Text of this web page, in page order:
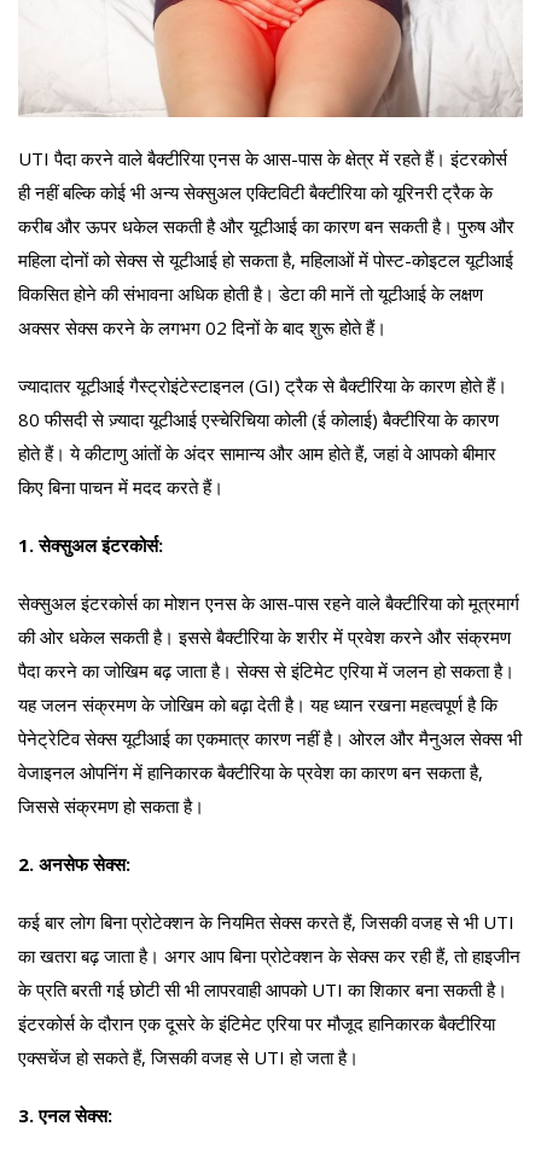
UTI पैदा करने वाले बैक्टीरिया एनस के आस-पास के क्षेत्र में रहते हैं। इंटरकोर्स
ही नहीं बल्कि कोई भी अन्य सेक्सुअल एक्टिविटी बैक्टीरिया को यूरिनरी ट्रैक के
करीब और ऊपर धकेल सकती है और यूटीआई का कारण बन सकती है। पुरुष और
महिला दोनों को सेक्स से यूटीआई हो सकता है, महिलाओं में पोस्ट-कोइटल यूटीआई
विकसित होने की संभावना अधिक होती है। डेटा की मानें तो यूटीआई के लक्षण
अक्सर सेक्स करने के लगभग 02 दिनों के बाद शुरू होते हैं।
ज्यादातर यूटीआई गैस्ट्रोइंटेस्टाइनल (GI) ट्रैक से बैक्टीरिया के कारण होते हैं।
80 फीसदी से ज़्यादा यूटीआई एस्चेरिचिया कोली (ई कोलाई) बैक्टीरिया के कारण
होते हैं। ये कीटाणु आंतों के अंदर सामान्य और आम होते हैं, जहां वे आपको बीमार
किए बिना पाचन में मदद करते हैं।
1. सेक्सुअल इंटरकोर्स:
सेक्सुअल इंटरकोर्स का मोशन एनस के आस-पास रहने वाले बैक्टीरिया को मूत्रमार्ग
की ओर धकेल सकती है। इससे बैक्टीरिया के शरीर में प्रवेश करने और संक्रमण
पैदा करने का जोखिम बढ़ जाता है। सेक्स से इंटिमेट एरिया में जलन हो सकता है।
यह जलन संक्रमण के जोखिम को बढ़ा देती है। यह ध्यान रखना महत्वपूर्ण है कि
पेनेट्रेटिव सेक्स यूटीआई का एकमात्र कारण नहीं है। ओरल और मैनुअल सेक्स भी
वेजाइनल ओपनिंग में हानिकारक बैक्टीरिया के प्रवेश का कारण बन सकता है,
जिससे संक्रमण हो सकता है।
2. अनसेफ सेक्स:
कई बार लोग बिना प्रोटेक्शन के नियमित सेक्स करते हैं, जिसकी वजह से भी UTI
का खतरा बढ़ जाता है। अगर आप बिना प्रोटेक्शन के सेक्स कर रही हैं, तो हाइजीन
के प्रति बरती गई छोटी सी भी लापरवाही आपको UTI का शिकार बना सकती है।
इंटरकोर्स के दौरान एक दूसरे के इंटिमेट एरिया पर मौजूद हानिकारक बैक्टीरिया
एक्सचेंज हो सकते हैं, जिसकी वजह से UTI हो जता है।
3. एनल सेक्स: